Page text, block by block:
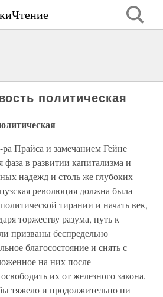
политическая
Прайса и замечанием Гейне
в развитии капитализма и
надежд и столь же глубоких
революция должна была
тирании и начать век,
торжеству разума, путь к
беспредельно
благосостояние и снять с
на них после
их от железного закона,
тяжело и продолжительно ни